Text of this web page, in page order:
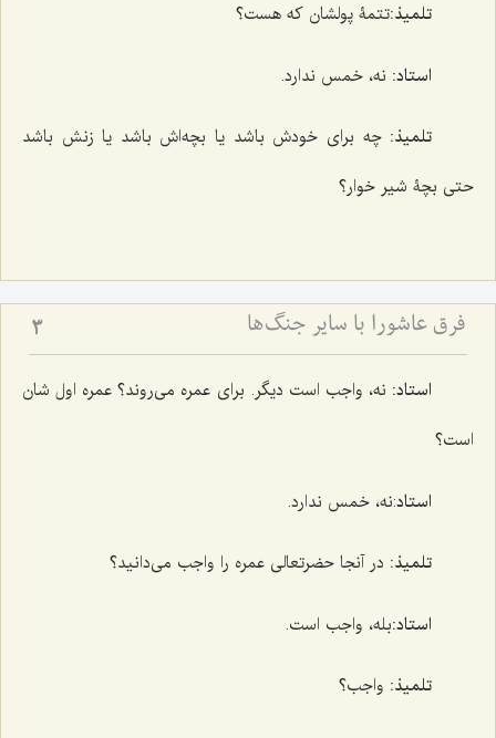
تلمیذ:تتمۀ پولشان که هست؟
استاد: نه، خمس ندارد.
تلمیذ: چه برای خودش باشد یا بچه‌اش باشد یا زنش باشد
حتی بچۀ شیر خوار؟
فرق عاشورا با سایر جنگ‌ها 3
استاد: نه، واجب است دیگر. برای عمره می‌روند؟ عمره اول شان
است؟
استاد:نه، خمس ندارد.
تلمیذ: در آنجا حضرتعالی عمره را واجب می‌دانید؟
استاد:بله، واجب است.
تلمیذ: واجب؟